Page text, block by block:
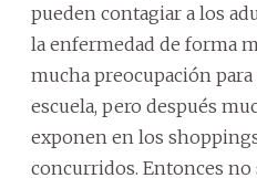
pueden contagiar a los
la enfermedad de forma
mucha preocupación
escuela, pero después
exponen en los
concurridos. Entonces